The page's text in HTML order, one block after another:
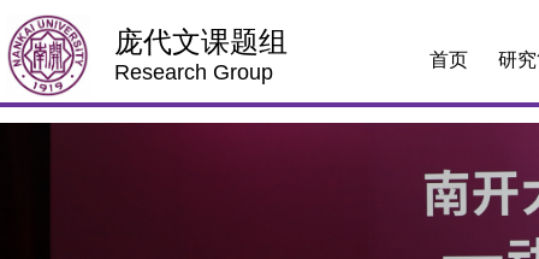
庞代文课题组
Research Group
首页 研